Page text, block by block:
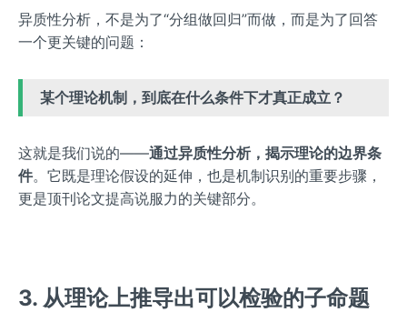
异质性分析，不是为了“分组做回归”而做，而是为了回答
一个更关键的问题：
某个理论机制，到底在什么条件下才真正成立？
这就是我们说的——通过异质性分析，揭示理论的边界条
件。它既是理论假设的延伸，也是机制识别的重要步骤，
更是顶刊论文提高说服力的关键部分。
3. 从理论上推导出可以检验的子命题